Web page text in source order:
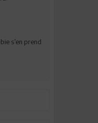
s’en prend